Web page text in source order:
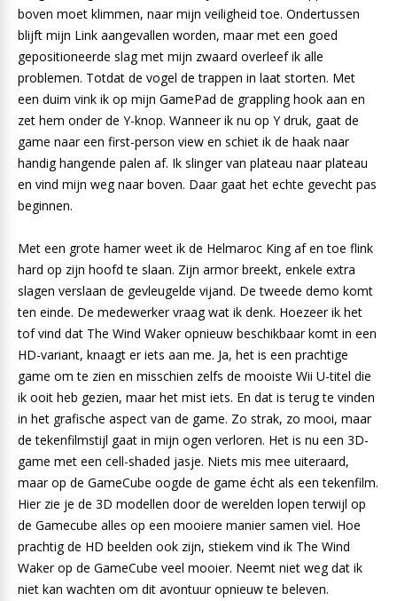
boven moet klimmen, naar mijn veiligheid toe. Ondertussen
blijft mijn Link aangevallen worden, maar met een goed
gepositioneerde slag met mijn zwaard overleef ik alle
problemen. Totdat de vogel de trappen in laat storten. Met
een duim vink ik op mijn GamePad de grappling hook aan en
zet hem onder de Y-knop. Wanneer ik nu op Y druk, gaat de
game naar een first-person view en schiet ik de haak naar
handig hangende palen af. Ik slinger van plateau naar plateau
en vind mijn weg naar boven. Daar gaat het echte gevecht pas
beginnen.
Met een grote hamer weet ik de Helmaroc King af en toe flink
hard op zijn hoofd te slaan. Zijn armor breekt, enkele extra
slagen verslaan de gevleugelde vijand. De tweede demo komt
ten einde. De medewerker vraag wat ik denk. Hoezeer ik het
tof vind dat The Wind Waker opnieuw beschikbaar komt in een
HD-variant, knaagt er iets aan me. Ja, het is een prachtige
game om te zien en misschien zelfs de mooiste Wii U-titel die
ik ooit heb gezien, maar het mist iets. En dat is terug te vinden
in het grafische aspect van de game. Zo strak, zo mooi, maar
de tekenfilmstijl gaat in mijn ogen verloren. Het is nu een 3D-
game met een cell-shaded jasje. Niets mis mee uiteraard,
maar op de GameCube oogde de game écht als een tekenfilm.
Hier zie je de 3D modellen door de werelden lopen terwijl op
de Gamecube alles op een mooiere manier samen viel. Hoe
prachtig de HD beelden ook zijn, stiekem vind ik The Wind
Waker op de GameCube veel mooier. Neemt niet weg dat ik
niet kan wachten om dit avontuur opnieuw te beleven.